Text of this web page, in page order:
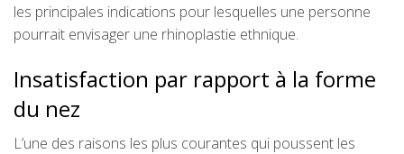
les principales indications pour lesquelles une personne
pourrait envisager une rhinoplastie ethnique.
Insatisfaction par rapport à la forme
du nez
L’une des raisons les plus courantes qui poussent les